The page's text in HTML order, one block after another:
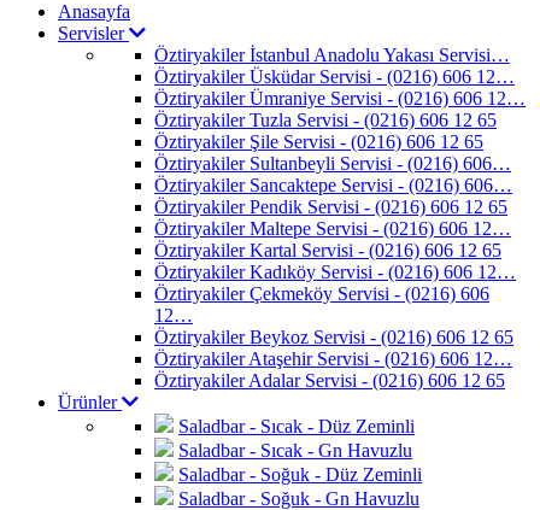
Anasayfa
Servisler
Öztiryakiler İstanbul Anadolu Yakası Servisi…
Öztiryakiler Üsküdar Servisi - (0216) 606 12…
Öztiryakiler Ümraniye Servisi - (0216) 606 12…
Öztiryakiler Tuzla Servisi - (0216) 606 12 65
Öztiryakiler Şile Servisi - (0216) 606 12 65
Öztiryakiler Sultanbeyli Servisi - (0216) 606…
Öztiryakiler Sancaktepe Servisi - (0216) 606…
Öztiryakiler Pendik Servisi - (0216) 606 12 65
Öztiryakiler Maltepe Servisi - (0216) 606 12…
Öztiryakiler Kartal Servisi - (0216) 606 12 65
Öztiryakiler Kadıköy Servisi - (0216) 606 12…
Öztiryakiler Çekmeköy Servisi - (0216) 606
12…
Öztiryakiler Beykoz Servisi - (0216) 606 12 65
Öztiryakiler Ataşehir Servisi - (0216) 606 12…
Öztiryakiler Adalar Servisi - (0216) 606 12 65
Ürünler
Saladbar - Sıcak - Düz Zeminli
Saladbar - Sıcak - Gn Havuzlu
Saladbar - Soğuk - Düz Zeminli
Saladbar - Soğuk - Gn Havuzlu